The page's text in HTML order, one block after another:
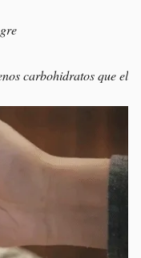
carbohidratos que el